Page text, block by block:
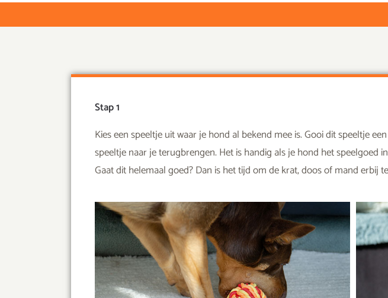
Stap 1
Kies een speeltje uit waar je hond al bekend mee is. Gooi dit speeltje
speeltje naar je terugbrengen. Het is handig als je hond het speelgoed
Gaat dit helemaal goed? Dan is het tijd om de krat, doos of mand erbij